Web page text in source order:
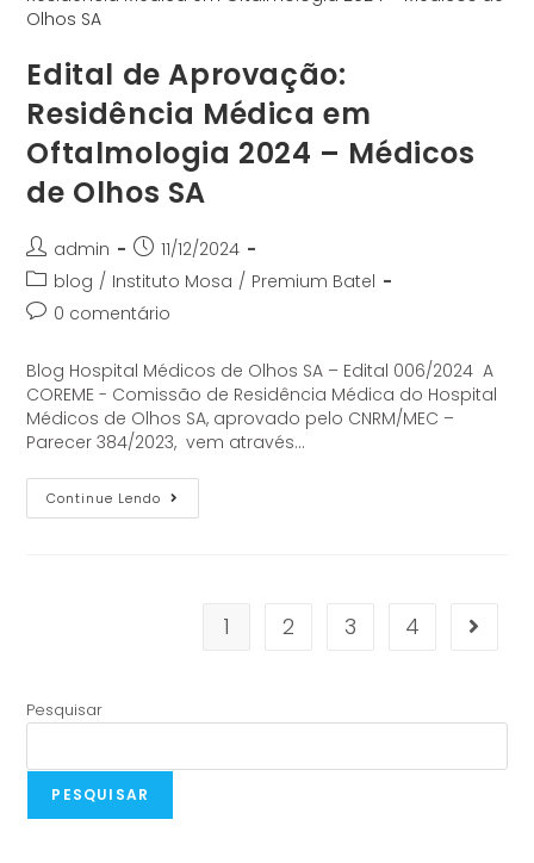
Edital de Aprovação:
Residência Médica em
Oftalmologia 2024 – Médicos
de Olhos SA
admin
11/12/2024
blog / Instituto Mosa / Premium Batel
0 comentário
Blog Hospital Médicos de Olhos SA – Edital 006/2024 A
COREME - Comissão de Residência Médica do Hospital
Médicos de Olhos SA, aprovado pelo CNRM/MEC –
Parecer 384/2023, vem através…
Continue Lendo
1 2 3 4
Pesquisar
PESQUISAR